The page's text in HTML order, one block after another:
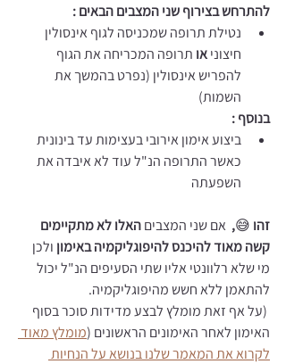
להתרחש בצירוף שני המצבים הבאים :
נטילת תרופה שמכניסה לגוף אינסולין
חיצוני או תרופה המכריחה את הגוף
להפריש אינסולין (נפרט בהמשך את
השמות)
בנוסף :
ביצוע אימון אירובי בעצימות עד בינונית
כאשר התרופה הנ"ל עוד לא איבדה את
השפעתה
זהו 😅
, אם שני המצבים האלו לא מתקיימים
קשה מאוד להיכנס להיפוגליקמיה באימון ולכן
מי שלא רלוונטי אליו שתי הסעיפים הנ"ל יכול
להתאמן ללא חשש מהיפוגליקמיה.
(על אף זאת מומלץ לבצע מדידות סוכר בסוף
האימון לאחר האימונים הראשונים (מומלץ מאוד
לקרוא את המאמר שלנו בנושא על הנחיות